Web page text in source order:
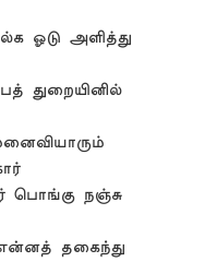
ஓடு அளித்து
துறையினில்
நஞ்சு
தகைந்து